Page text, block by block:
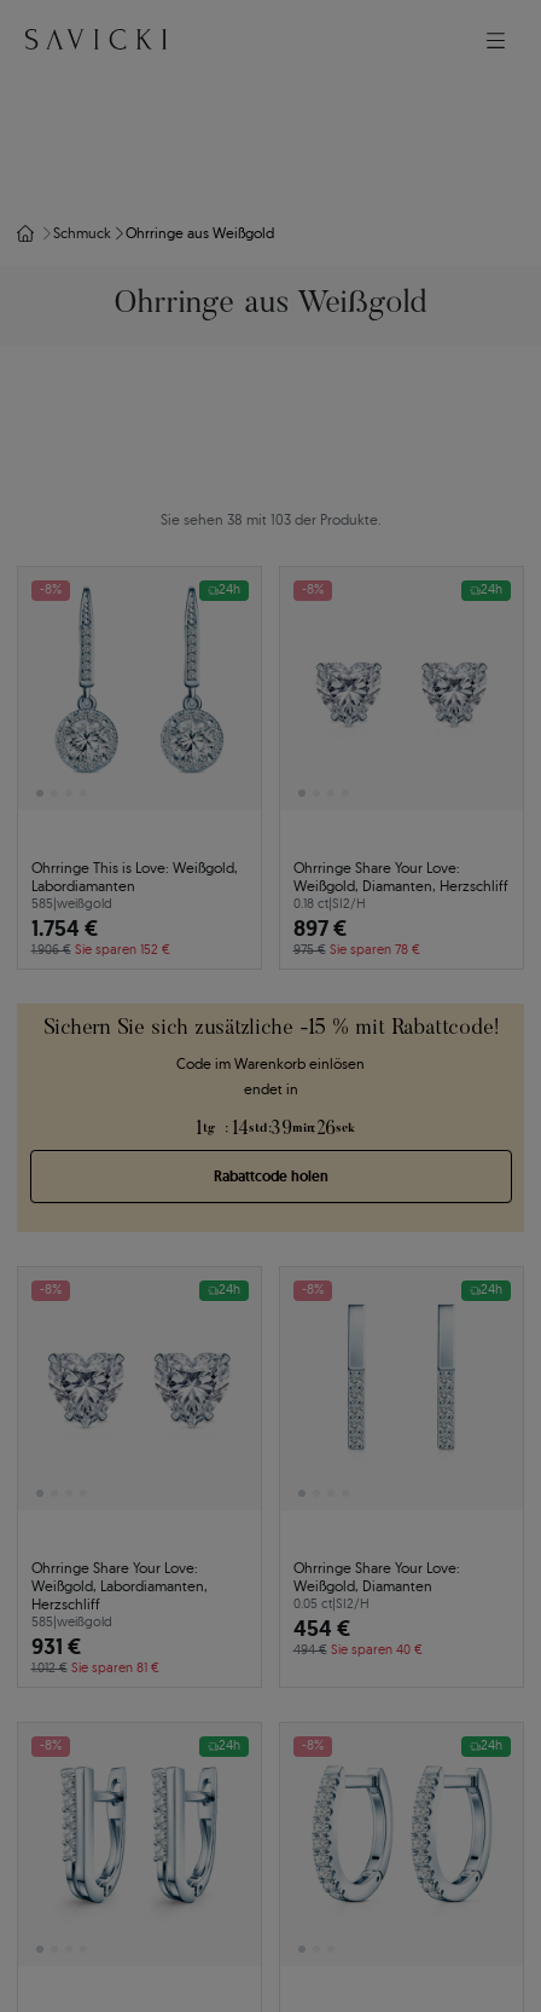
Schmuck Ohrringe aus Weißgold
Ohrringe aus Weißgold
Sie sehen 38 mit 103 der Produkte.
Sichern Sie sich zusätzliche -15 % mit Rabattcode!
Code im Warenkorb einlösen
endet in
1 tg : 14std :39min:25sek
Rabattcode holen
-8% 24h
Ohrringe This is Love: Weißgold,
Labordiamanten
585|weißgold
1.754 €
1.906 € Sie sparen 152 €
-8% 24h
Ohrringe Share Your Love:
Weißgold, Diamanten, Herzschliff
0.18 ct|SI2/H
897 €
975 € Sie sparen 78 €
-8% 24h
Ohrringe Share Your Love:
Weißgold, Labordiamanten,
Herzschliff
585|weißgold
931 €
1.012 € Sie sparen 81 €
-8% 24h
Ohrringe Share Your Love:
Weißgold, Diamanten
0.05 ct|SI2/H
454 €
494 € Sie sparen 40 €
-8% 24h -8% 24h